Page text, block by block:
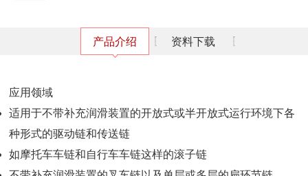
产品介绍 资料下载
应用领域
适用于不带补充润滑装置的开放式或半开放式运行环境下各
种形式的驱动链和传送链
如摩托车车链和自行车车链这样的滚子链